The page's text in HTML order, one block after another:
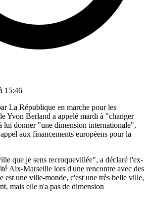
15:46
La République en marche pour les
Yvon Berland a appelé mardi à "changer
donner "une dimension internationale",
aux financements européens pour la
que je sens recroquevillée", a déclaré l'ex-
Aix-Marseille lors d'une rencontre avec des
est une ville-monde, c'est une très belle ville,
mais elle n'a pas de dimension